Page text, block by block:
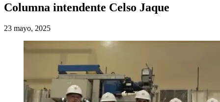
Columna intendente Celso Jaque
23 mayo, 2025